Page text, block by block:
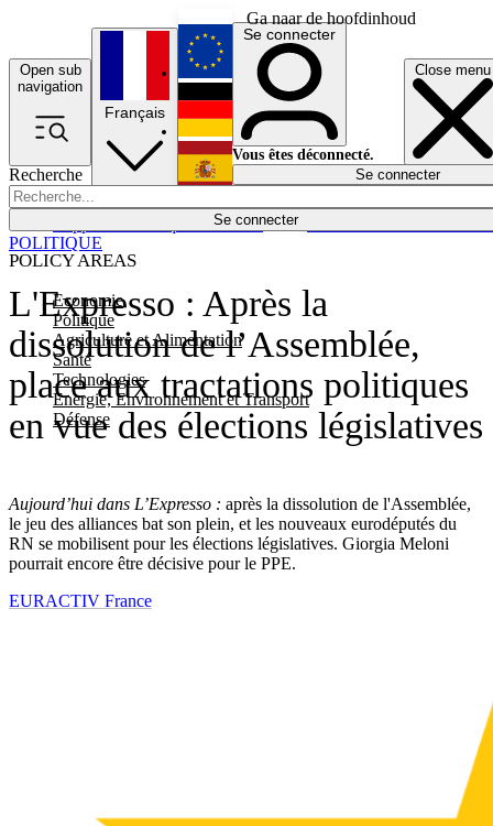
Ga naar de hoofdinhoud
Open sub
navigation
Close menu
Recherche
Se connecter
POLICY AREAS
Economie
Politique
Agriculture et Alimentation
Santé
Technologies
Energie, Environnement et Transport
Défense
Économie
Français
English
Deutsch
Español
Se connecter
Vous êtes déconnecté.
Se connecter
L'Expresso : Après la
dissolution de l’Assemblée,
place aux tractations politiques
en vue des élections législatives
Aujourd’hui dans L’Expresso : après la dissolution de l'Assemblée,
le jeu des alliances bat son plein, et les nouveaux eurodéputés du
RN se mobilisent pour les élections législatives. Giorgia Meloni
pourrait encore être décisive pour le PPE.
POLITIQUE
EURACTIV France